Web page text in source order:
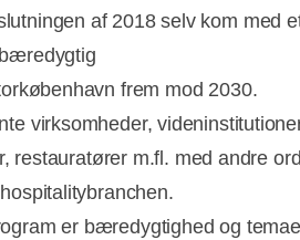
af 2018 selv kom med
frem mod 2030.
virksomheder,
restauratører m.fl. med andre
er bæredygtighed og